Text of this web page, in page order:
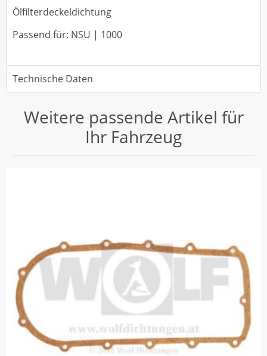
Ölfilterdeckeldichtung
Passend für: NSU | 1000
Technische Daten
Weitere passende Artikel für
Ihr Fahrzeug